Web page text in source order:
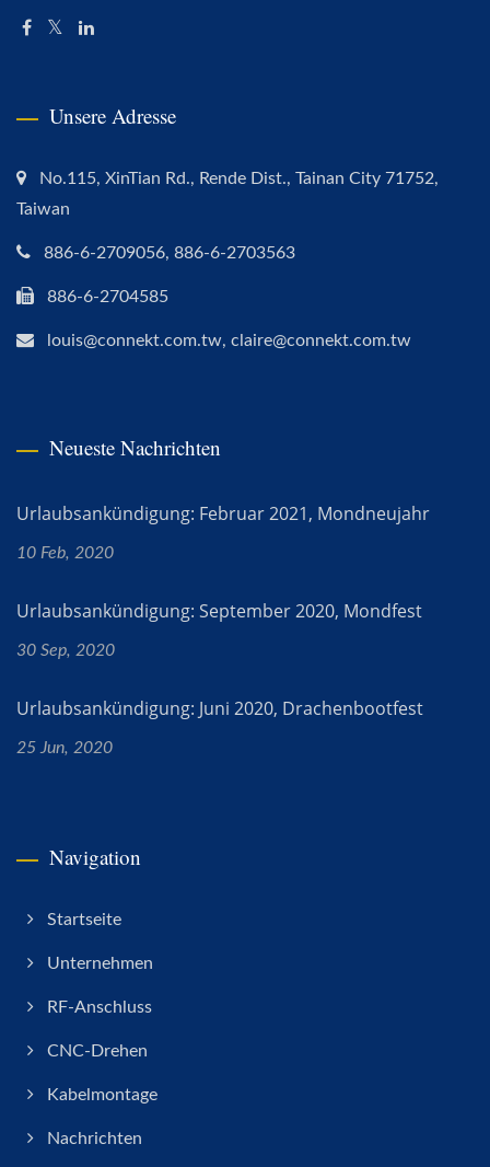
Unsere Adresse
No.115, XinTian Rd., Rende Dist., Tainan City 71752,
Taiwan
886-6-2709056, 886-6-2703563
886-6-2704585
louis@connekt.com.tw, claire@connekt.com.tw
Neueste Nachrichten
Urlaubsankündigung: Februar 2021, Mondneujahr
10 Feb, 2020
Urlaubsankündigung: September 2020, Mondfest
30 Sep, 2020
Urlaubsankündigung: Juni 2020, Drachenbootfest
25 Jun, 2020
Navigation
Startseite
Unternehmen
RF-Anschluss
CNC-Drehen
Kabelmontage
Nachrichten